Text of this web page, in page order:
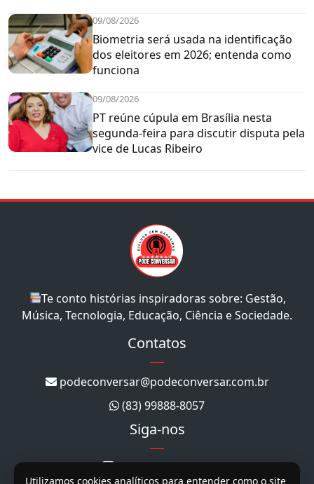
09/08/2026
Biometria será usada na identificação
dos eleitores em 2026; entenda como
funciona
09/08/2026
PT reúne cúpula em Brasília nesta
segunda-feira para discutir disputa pela
vice de Lucas Ribeiro
Te conto histórias inspiradoras sobre: Gestão,
Música, Tecnologia, Educação, Ciência e Sociedade.
Contatos
podeconversar@podeconversar.com.br
(83) 99888-8057
Siga-nos
@podeconversar_
Utilizamos cookies analíticos para entender como o site